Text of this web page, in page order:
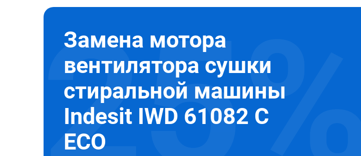
Замена мотора
вентилятора сушки
стиральной машины
Indesit IWD 61082 C
ECO